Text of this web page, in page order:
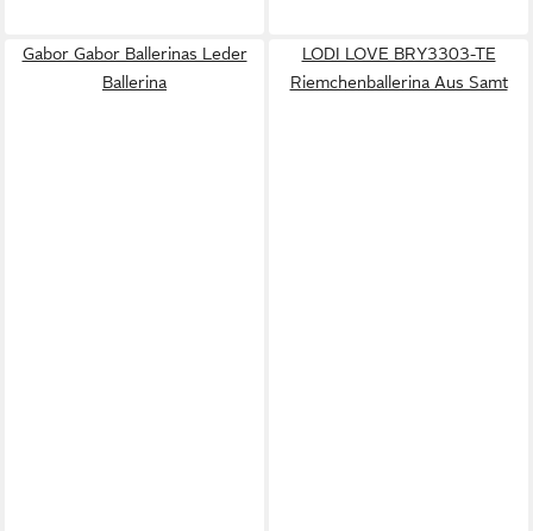
Gabor Gabor Ballerinas Leder
Ballerina
LODI LOVE BRY3303-TE
Riemchenballerina Aus Samt